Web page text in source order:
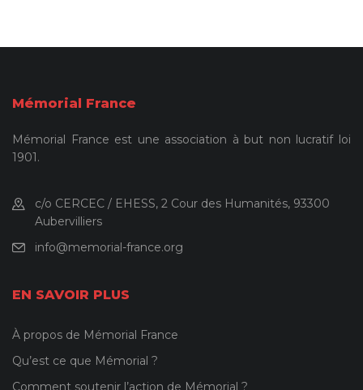
Mémorial France
Mémorial France est une association à but non lucratif loi
1901.
c/o CERCEC / EHESS, 2 Cour des Humanités, 93300
Aubervilliers
info@memorial-france.org
EN SAVOIR PLUS
À propos de Mémorial France
Qu’est ce que Mémorial ?
Comment soutenir l’action de Mémorial ?